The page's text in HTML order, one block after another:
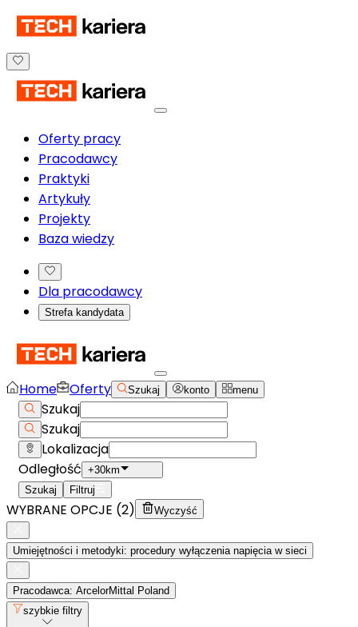
Oferty pracy
Pracodawcy
Praktyki
Artykuły
Projekty
Baza wiedzy
Dla pracodawcy
Strefa kandydata
Home Oferty Szukaj konto menu
Szukaj
Szukaj
Lokalizacja
Odległość +30km
Szukaj
Filtruj
WYBRANE OPCJE (2) Wyczyść
Umiejętności i metodyki: procedury wyłączenia napięcia w sieci
Pracodawca: ArcelorMittal Poland
szybkie filtry